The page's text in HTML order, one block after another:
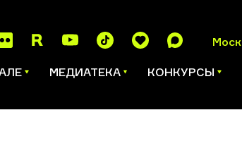
МЕДИАТЕКА КОНКУРСЫ